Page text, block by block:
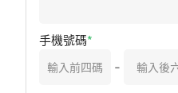
手機號碼
-